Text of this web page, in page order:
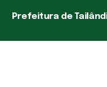
Prefeitura de